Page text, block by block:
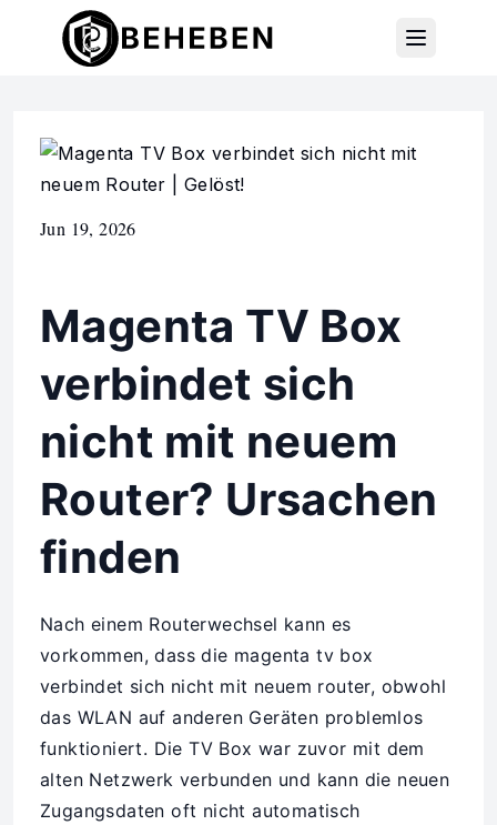
Jun 19, 2026
Magenta TV Box
verbindet sich
nicht mit neuem
Router? Ursachen
finden
Nach einem Routerwechsel kann es
vorkommen, dass die magenta tv box
verbindet sich nicht mit neuem router, obwohl
das WLAN auf anderen Geräten problemlos
funktioniert. Die TV Box war zuvor mit dem
alten Netzwerk verbunden und kann die neuen
Zugangsdaten oft nicht automatisch